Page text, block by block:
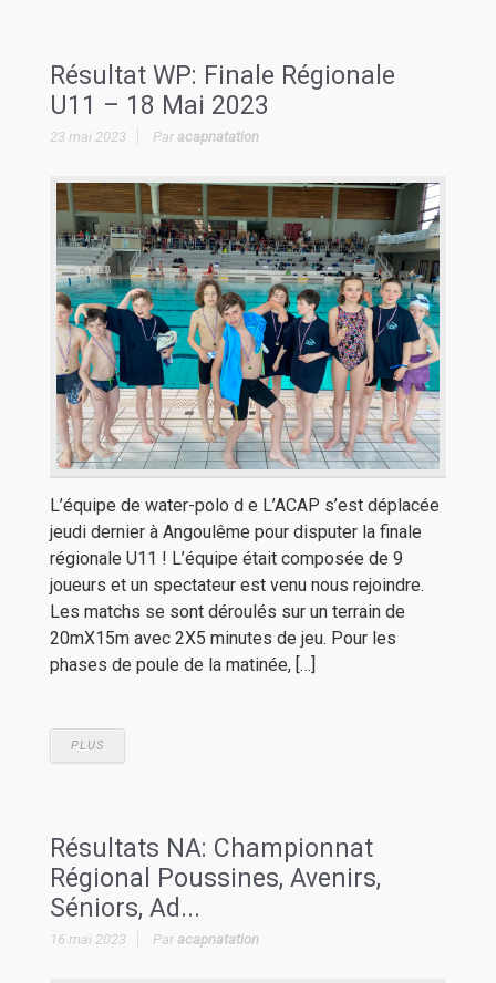
Résultat WP: Finale Régionale
U11 – 18 Mai 2023
23 mai 2023 Paracapnatation
L’équipe de water-polo d e L’ACAP s’est déplacée
jeudi dernier à Angoulême pour disputer la finale
régionale U11 ! L’équipe était composée de 9
joueurs et un spectateur est venu nous rejoindre.
Les matchs se sont déroulés sur un terrain de
20mX15m avec 2X5 minutes de jeu. Pour les
phases de poule de la matinée, […]
PLUS
Résultats NA: Championnat
Régional Poussines, Avenirs,
Séniors, Ad...
16 mai 2023 Paracapnatation